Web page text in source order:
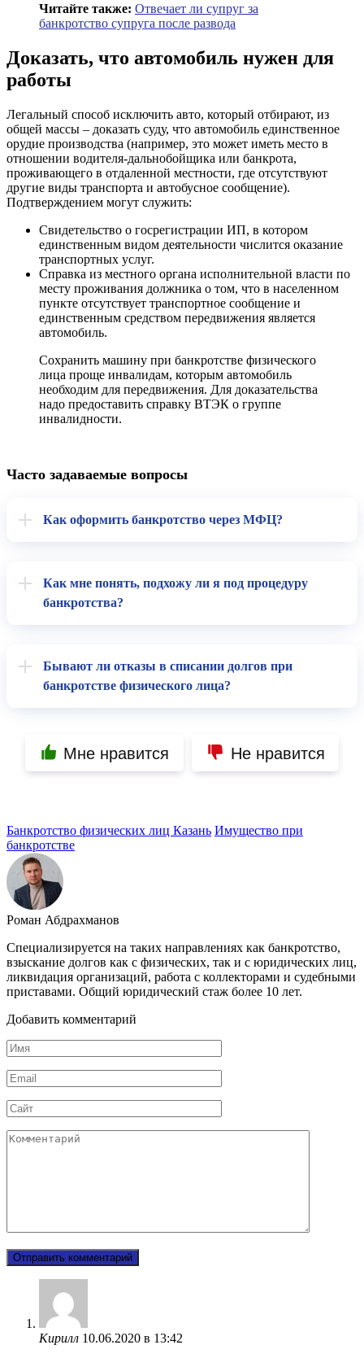
Читайте также: Отвечает ли супруг за
банкротство супруга после развода
Доказать, что автомобиль нужен для
работы
Легальный способ исключить авто, который отбирают, из
общей массы – доказать суду, что автомобиль единственное
орудие производства (например, это может иметь место в
отношении водителя-дальнобойщика или банкрота,
проживающего в отдаленной местности, где отсутствуют
другие виды транспорта и автобусное сообщение).
Подтверждением могут служить:
Свидетельство о госрегистрации ИП, в котором
единственным видом деятельности числится оказание
транспортных услуг.
Справка из местного органа исполнительной власти по
месту проживания должника о том, что в населенном
пункте отсутствует транспортное сообщение и
единственным средством передвижения является
автомобиль.
Сохранить машину при банкротстве физического
лица проще инвалидам, которым автомобиль
необходим для передвижения. Для доказательства
надо предоставить справку ВТЭК о группе
инвалидности.
Часто задаваемые вопросы
Как оформить банкротство через МФЦ?
Как мне понять, подхожу ли я под процедуру
банкротства?
Бывают ли отказы в списании долгов при
банкротстве физического лица?
Мне нравится Не нравится
Банкротство физических лиц Казань Имущество при
банкротстве
Роман Абдрахманов
Специализируется на таких направлениях как банкротство,
взыскание долгов как с физических, так и с юридических лиц,
ликвидация организаций, работа с коллекторами и судебными
приставами. Общий юридический стаж более 10 лет.
Добавить комментарий
Имя
Email
Сайт
Комментарий
Кирилл 10.06.2020 в 13:42